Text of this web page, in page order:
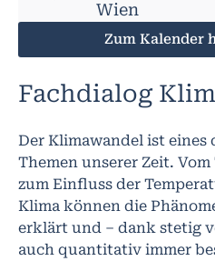
Wien
Zum Kalender
Fachdialog
Der Klimawandel ist eines
Themen unserer Zeit.
zum Einfluss der
Klima können die
erklärt und – dank stetig
auch quantitativ immer